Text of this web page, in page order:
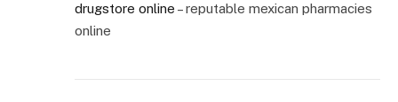
drugstore online – reputable mexican pharmacies
online